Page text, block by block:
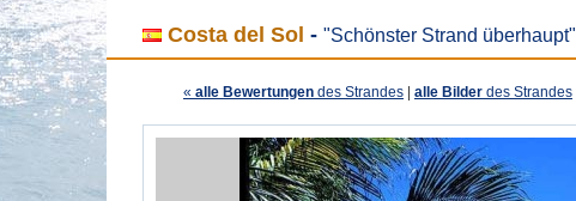
Costa del Sol - "Schönster Strand überhaupt"
« alle Bewertungen des Strandes alle Bilder des Strandes